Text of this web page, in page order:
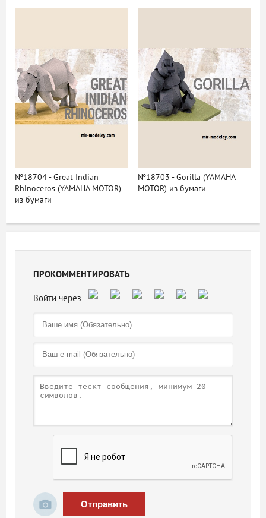
№18704 - Great Indian
Rhinoceros (YAMAHA MOTOR)
из бумаги
№18703 - Gorilla (YAMAHA
MOTOR) из бумаги
ПРОКОММЕНТИРОВАТЬ
Отправить